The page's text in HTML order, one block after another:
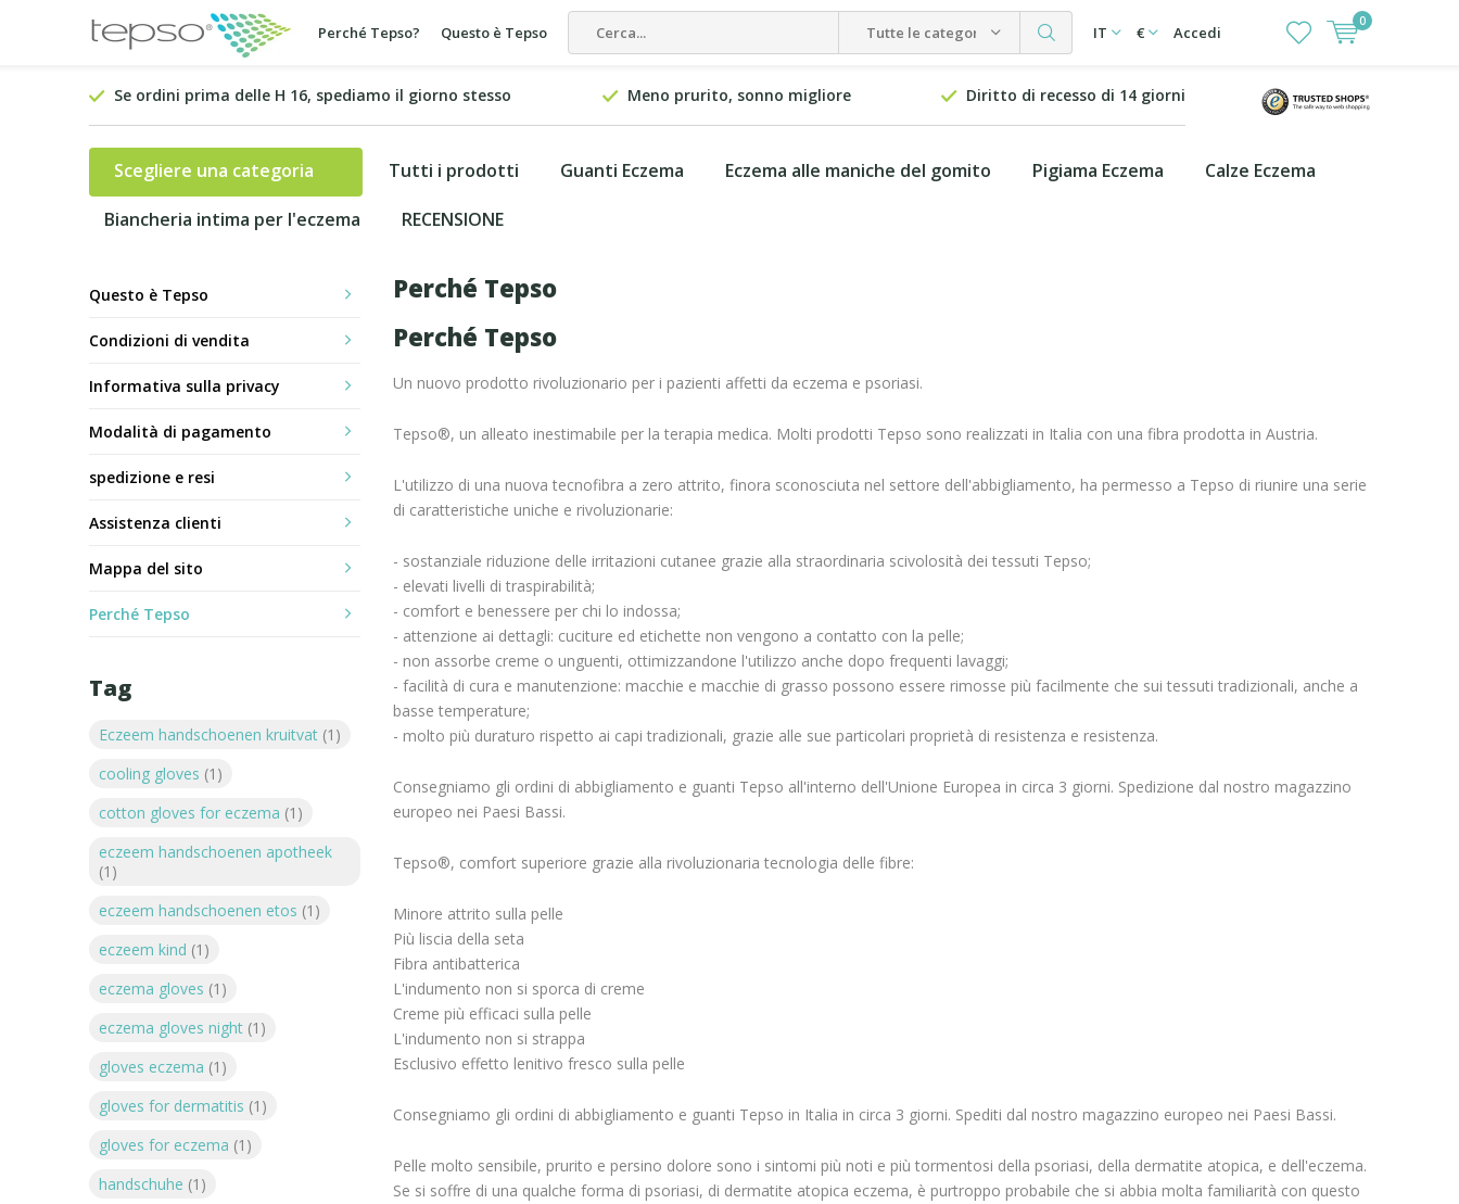
Perché Tepso? Questo è Tepso Tutte le categorie IT € Accedi
0
Se ordini prima delle H 16, spediamo il giorno stesso Meno prurito, sonno migliore Diritto di recesso di 14 giorni
Scegliere una categoria Tutti i prodotti Guanti Eczema Eczema alle maniche del gomito Pigiama Eczema Calze Eczema
Biancheria intima per l'eczema RECENSIONE
Perché Tepso
Perché Tepso
Un nuovo prodotto rivoluzionario per i pazienti affetti da eczema e psoriasi.
Tepso®, un alleato inestimabile per la terapia medica. Molti prodotti Tepso sono realizzati in Italia con una fibra prodotta in Austria.
L'utilizzo di una nuova tecnofibra a zero attrito, finora sconosciuta nel settore dell'abbigliamento, ha permesso a Tepso di riunire una serie
di caratteristiche uniche e rivoluzionarie:
- sostanziale riduzione delle irritazioni cutanee grazie alla straordinaria scivolosità dei tessuti Tepso;
- elevati livelli di traspirabilità;
- comfort e benessere per chi lo indossa;
- attenzione ai dettagli: cuciture ed etichette non vengono a contatto con la pelle;
- non assorbe creme o unguenti, ottimizzandone l'utilizzo anche dopo frequenti lavaggi;
- facilità di cura e manutenzione: macchie e macchie di grasso possono essere rimosse più facilmente che sui tessuti tradizionali, anche a
basse temperature;
- molto più duraturo rispetto ai capi tradizionali, grazie alle sue particolari proprietà di resistenza e resistenza.
Consegniamo gli ordini di abbigliamento e guanti Tepso all'interno dell'Unione Europea in circa 3 giorni. Spedizione dal nostro magazzino
europeo nei Paesi Bassi.
Tepso®, comfort superiore grazie alla rivoluzionaria tecnologia delle fibre:
Minore attrito sulla pelle
Più liscia della seta
Fibra antibatterica
L'indumento non si sporca di creme
Creme più efficaci sulla pelle
L'indumento non si strappa
Esclusivo effetto lenitivo fresco sulla pelle
Consegniamo gli ordini di abbigliamento e guanti Tepso in Italia in circa 3 giorni. Spediti dal nostro magazzino europeo nei Paesi Bassi.
Pelle molto sensibile, prurito e persino dolore sono i sintomi più noti e più tormentosi della psoriasi, della dermatite atopica, e dell'eczema.
Se si soffre di una qualche forma di psoriasi, di dermatite atopica eczema, è purtroppo probabile che si abbia molta familiarità con questo
Questo è Tepso
Condizioni di vendita
Informativa sulla privacy
Modalità di pagamento
spedizione e resi
Assistenza clienti
Mappa del sito
Perché Tepso
Tag
Eczeem handschoenen kruitvat (1)
cooling gloves (1)
cotton gloves for eczema (1)
eczeem handschoenen apotheek
(1)
eczeem handschoenen etos (1)
eczeem kind (1)
eczema gloves (1)
eczema gloves night (1)
gloves eczema (1)
gloves for dermatitis (1)
gloves for eczema (1)
handschuhe (1)